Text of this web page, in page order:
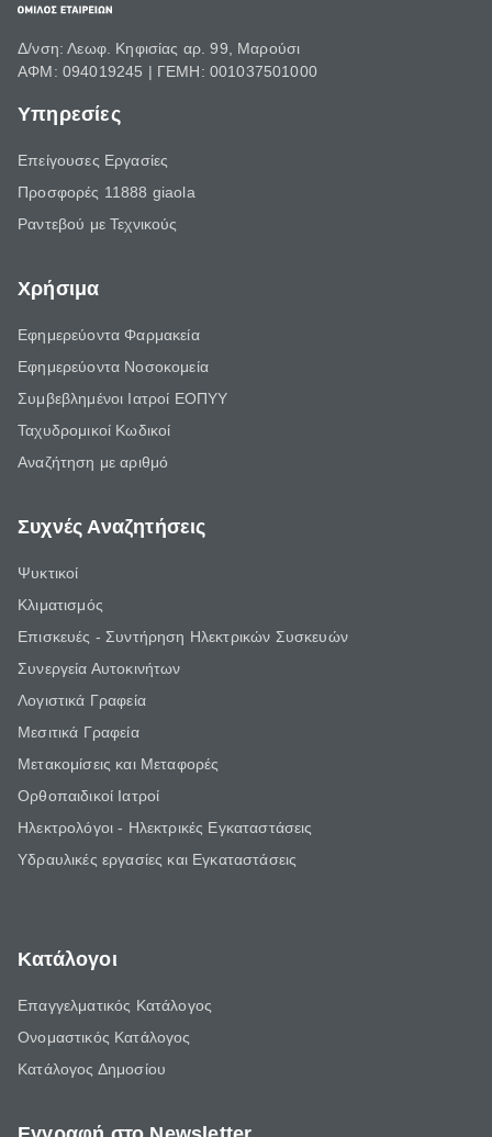
Δ/νση: Λεωφ. Κηφισίας αρ. 99, Μαρούσι
ΑΦΜ: 094019245 | ΓΕΜΗ: 001037501000
Υπηρεσίες
Επείγουσες Εργασίες
Προσφορές 11888 giaola
Ραντεβού με Τεχνικούς
Χρήσιμα
Εφημερεύοντα Φαρμακεία
Εφημερεύοντα Νοσοκομεία
Συμβεβλημένοι Ιατροί ΕΟΠΥΥ
Ταχυδρομικοί Κωδικοί
Αναζήτηση με αριθμό
Συχνές Αναζητήσεις
Ψυκτικοί
Κλιματισμός
Επισκευές - Συντήρηση Ηλεκτρικών Συσκευών
Συνεργεία Αυτοκινήτων
Λογιστικά Γραφεία
Μεσιτικά Γραφεία
Μετακομίσεις και Μεταφορές
Ορθοπαιδικοί Ιατροί
Ηλεκτρολόγοι - Ηλεκτρικές Εγκαταστάσεις
Υδραυλικές εργασίες και Εγκαταστάσεις
Κατάλογοι
Επαγγελματικός Κατάλογος
Ονομαστικός Κατάλογος
Κατάλογος Δημοσίου